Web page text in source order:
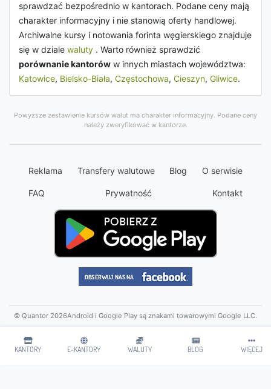
KANTORY E-KANTORY WALUTY BLOG WIĘCEJ
sprawdzać bezpośrednio w kantorach. Podane ceny mają
charakter informacyjny i nie stanowią oferty handlowej.
Archiwalne kursy i notowania forinta węgierskiego znajduje
się w dziale waluty . Warto również sprawdzić
porównanie kantorów w innych miastach województwa:
Katowice, Bielsko-Biała, Częstochowa, Cieszyn, Gliwice.
Powyższe zestawienie kursów walut ma charakter informacyjny. Podane ceny
należy zweryfikować w kantorze.
Reklama Transfery walutowe Blog O serwisie
FAQ Prywatność Kontakt
© Quantor 2026Android i Google Play są znakami towarowymi Google LLC.